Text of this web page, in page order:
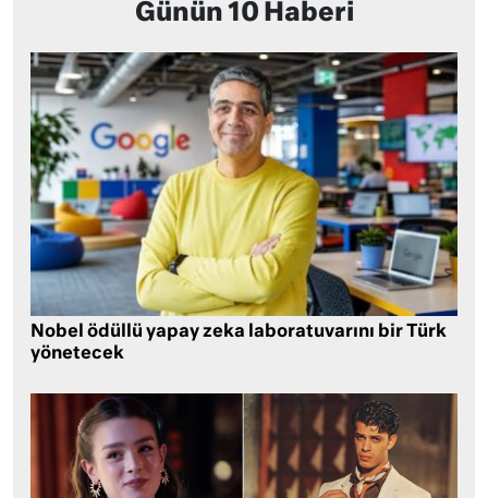
Günün 10 Haberi
Nobel ödüllü yapay zeka laboratuvarını bir Türk
yönetecek